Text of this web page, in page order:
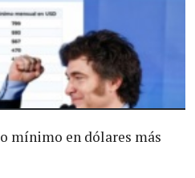
mínimo en dólares más